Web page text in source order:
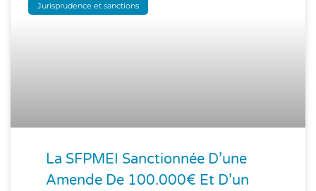
Jurisprudence et sanctions
La SFPMEI Sanctionnée D’une
Amende De 100.000€ Et D’un